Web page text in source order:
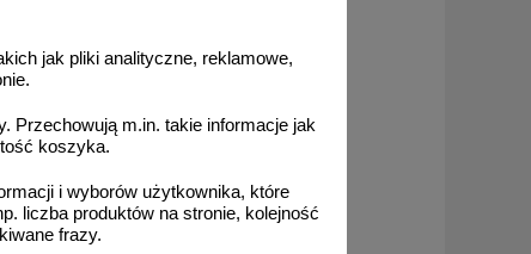
jak pliki analityczne, reklamowe,
Przechowują m.in. takie informacje jak
koszyka.
i wyborów użytkownika, które
liczba produktów na stronie, kolejność
frazy.
zł
zł netto